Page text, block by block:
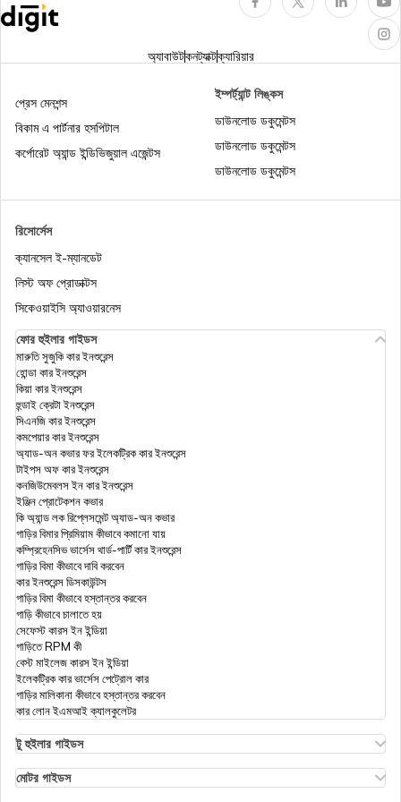
লাইট কমার্শিয়াল ভেহিকল ইনস্যুরেন্স
ট্যাক্সি ইন্স্যুরেন্স
অ্যাবাউটকনট্যাক্টক্যারিয়ার
রিসোর্সেস
ক্যানসেল ই-ম্যানডেট
লিস্ট অফ প্রোডাক্টস
সিকেওয়াইসি অ্যাওয়ারনেস
প্রেস মেনশন্স
বিকাম এ পার্টনার হসপিটাল
কর্পোরেট অ্যান্ড ইন্ডিভিজুয়াল এজেন্টস
ইম্পর্ট্যান্ট লিঙ্কস
ডাউনলোড ডকুমেন্টস
ডাউনলোড ডকুমেন্টস
ডাউনলোড ডকুমেন্টস
ফোর হুইলার গাইডস
মারুতি সুজুকি কার ইনশুরেন্স
হোন্ডা কার ইনশুরেন্স
কিয়া কার ইনশুরেন্স
হুন্ডাই ক্রেটা ইনশুরেন্স
সিএনজি কার ইনশুরেন্স
কমপেয়ার কার ইনশুরেন্স
অ্যাড-অন কভার ফর ইলেকট্রিক কার ইনশুরেন্স
টাইপস অফ কার ইনশুরেন্স
কনজিউমেবলস ইন কার ইনশুরেন্স
ইঞ্জিন প্রোটেকশন কভার
কি অ্যান্ড লক রিপ্লেসমেন্ট অ্যাড-অন কভার
গাড়ির বিমার প্রিমিয়াম কীভাবে কমানো যায়
কম্প্রিহেনসিভ ভার্সেস থার্ড-পার্টি কার ইনশুরেন্স
গাড়ির বিমা কীভাবে দাবি করবেন
কার ইনশুরেন্স ডিসকাউন্টস
গাড়ির বিমা কীভাবে হস্তান্তর করবেন
গাড়ি কীভাবে চালাতে হয়
সেফেস্ট কারস ইন ইন্ডিয়া
গাড়িতে RPM কী
বেস্ট মাইলেজ কারস ইন ইন্ডিয়া
ইলেকট্রিক কার ভার্সেস পেট্রোল কার
গাড়ির মালিকানা কীভাবে হস্তান্তর করবেন
কার লোন ইএমআই ক্যালকুলেটর
টু হুইলার গাইডস
এথার এনার্জি বাইক ইনসুরেন্স
মোটর গাইডস